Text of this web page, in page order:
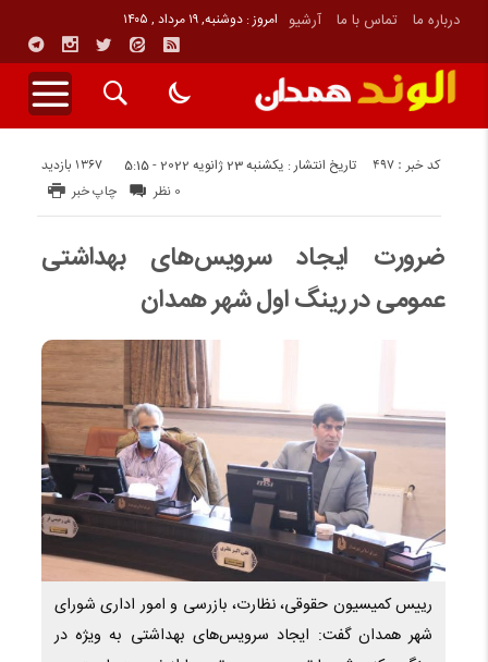
درباره ما تماس با ما آرشیو امروز : دوشنبه, ۱۹ مرداد , ۱۴۰۵
تاریخ انتشار : یکشنبه 23 ژانویه 2022 - 5:15 1367 بازدید کد خبر : 497
چاپ خبر 0 نظر
ضرورت ایجاد سرویس‌های بهداشتی
عمومی در رینگ اول شهر همدان
رییس کمیسیون حقوقی، نظارت، بازرسی و امور اداری شورای
شهر همدان گفت: ایجاد سرویس‌های بهداشتی به ویژه در